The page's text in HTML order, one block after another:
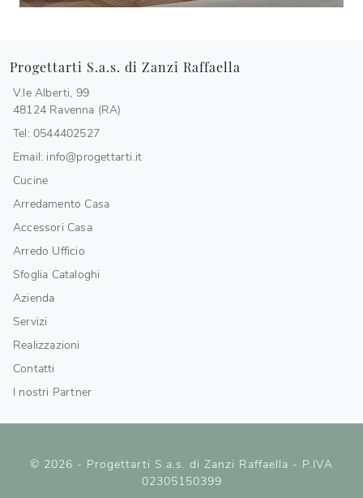
Progettarti S.a.s. di Zanzi Raffaella
V.le Alberti, 99
48124 Ravenna (RA)
Tel: 0544402527
Email: info@progettarti.it
Cucine
Arredamento Casa
Accessori Casa
Arredo Ufficio
Sfoglia Cataloghi
Azienda
Servizi
Realizzazioni
Contatti
I nostri Partner
© 2026 - Progettarti S.a.s. di Zanzi Raffaella - P.IVA
02305150399